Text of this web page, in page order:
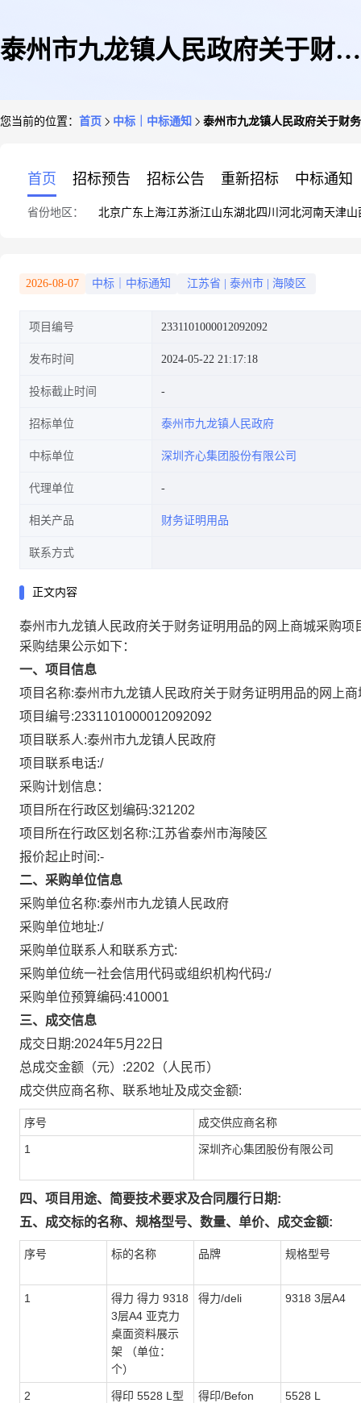
泰州市九龙镇人民政府关于财务
您当前的位置： 首页 中标｜中标通知 泰州市九龙镇人民政府关于财
首页 招标预告 招标公告 重新招标 中标通知
省份地区： 北京广东 上海江苏浙江山东湖北四川 河北河南天津山
2026-08-07 中标｜中标通知 江苏省 泰州市 海陵区
项目编号 2331101000012092092
发布时间 2024-05-22 21:17:18
投标截止时间
招标单位 泰州市九龙镇人民政府
中标单位 深圳齐心集团股份有限公司
代理单位
相关产品 财务证明用品
联系方式
正文内容
泰州市九龙镇人民政府关于财务证明用品的网上商城采购项
采购结果公示如下：
一、项目信息
项目名称:泰州市九龙镇人民政府关于财务证明用品的网上
项目编号:2331101000012092092
项目联系人:泰州市九龙镇人民政府
项目联系电话:/
采购计划信息：
项目所在行政区划编码:321202
项目所在行政区划名称:江苏省泰州市海陵区
报价起止时间:-
二、采购单位信息
采购单位名称:泰州市九龙镇人民政府
采购单位地址:/
采购单位联系人和联系方式:
采购单位统一社会信用代码或组织机构代码:/
采购单位预算编码:410001
三、成交信息
成交日期:2024年5月22日
总成交金额（元）:2202 （人民币）
成交供应商名称、联系地址及成交金额:
序号 成交供应商名称
1 深圳齐心集团股份有限公司
四、项目用途、简要技术要求及合同履行日期:
五、成交标的名称、规格型号、数量、单价、成交金额:
序号 标的名称 品牌 规格型号
1
得力 得力 9318
3层A4 亚克力
桌面资料展示
架 （单位：
个）
得力/deli 9318 3层A4
2
得印 5528 L型
得印/Befon 5528 L